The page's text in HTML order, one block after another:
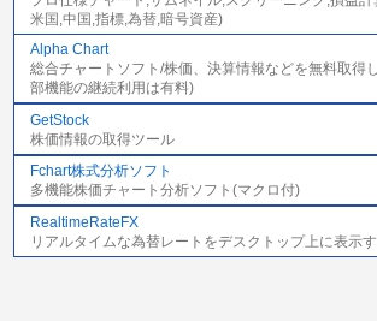
米国,中国,指標,為替,暗号資産)
Alpha Chart
総合チャートソフト/株価、決算情報などを無料取得
部機能の継続利用は有料)
GetStock
株価情報の取得ツール
Fchart株式分析ソフト
多機能株価チャート分析ソフト(マクロ付)
RealtimeRateFX
リアルタイムな為替レートをデスクトップ上に表示